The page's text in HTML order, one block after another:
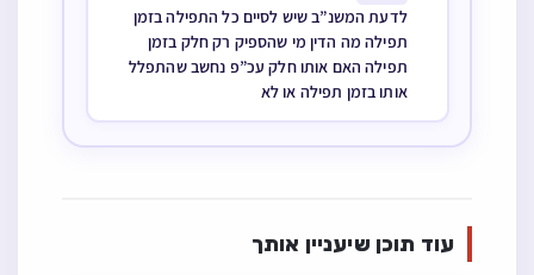
לדעת המשנ”ב שיש לסיים כל התפילה בזמן
תפילה מה הדין מי שהספיק רק חלק בזמן
תפילה האם אותו חלק עכ”פ נחשב שהתפלל
אותו בזמן תפילה או לא
עוד תוכן שיעניין אותך